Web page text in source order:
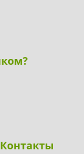
Контакты